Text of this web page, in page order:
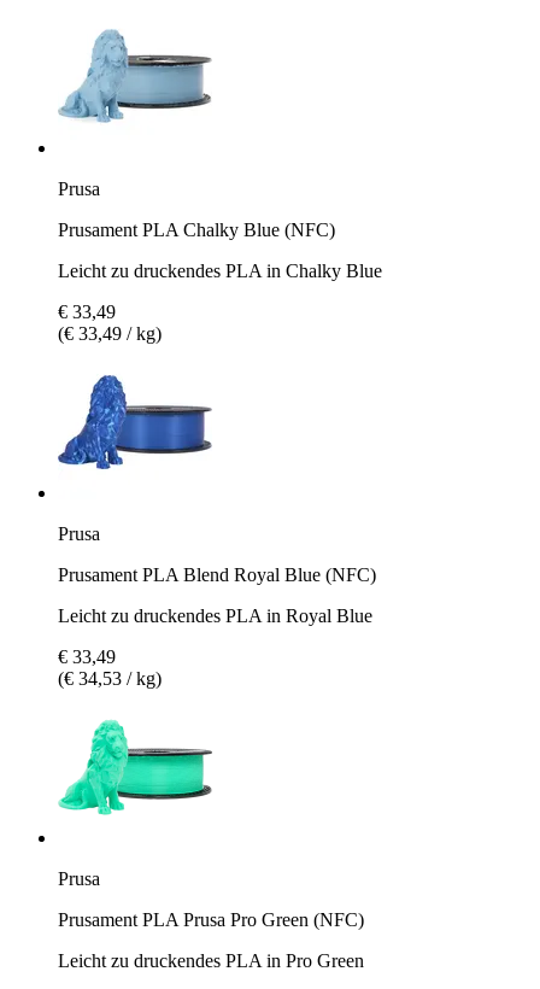
Prusa
Prusament PLA Chalky Blue (NFC)
Leicht zu druckendes PLA in Chalky Blue
€ 33,49
(€ 33,49 / kg)
Prusa
Prusament PLA Blend Royal Blue (NFC)
Leicht zu druckendes PLA in Royal Blue
€ 33,49
(€ 34,53 / kg)
Prusa
Prusament PLA Prusa Pro Green (NFC)
Leicht zu druckendes PLA in Pro Green